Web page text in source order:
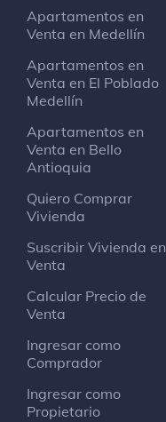
Apartamentos en
Venta en Medellín
Apartamentos en
Venta en El Poblado
Medellín
Apartamentos en
Venta en Bello
Antioquia
Quiero Comprar
Vivienda
Suscribir Vivienda en
Venta
Calcular Precio de
Venta
Ingresar como
Comprador
Ingresar como
Propietario